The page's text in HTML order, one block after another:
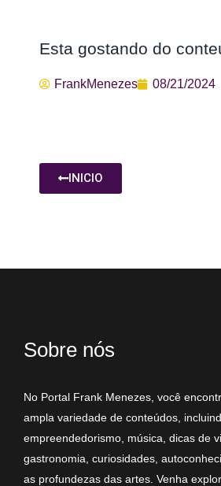
Esta gostando do
FrankMenezes 08/21/2024
INICIO
Sobre nós
No Portal Frank Menezes, você
ampla variedade de conteúdos,
empreendedorismo, música, dicas de
gastronomia, curiosidades,
as profundezas das artes. Venha